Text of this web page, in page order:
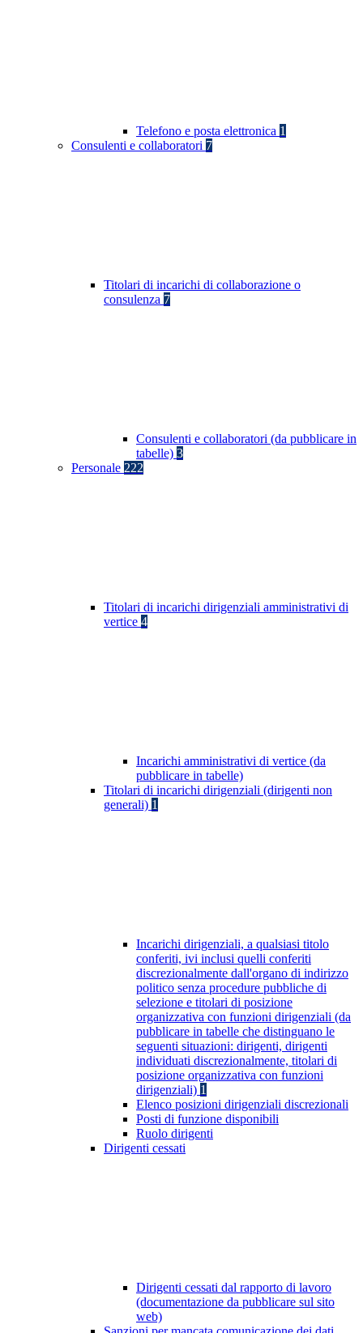
Telefono e posta elettronica 1
Consulenti e collaboratori 7
Titolari di incarichi di collaborazione o
consulenza 7
Consulenti e collaboratori (da pubblicare in
tabelle) 3
Personale 222
Titolari di incarichi dirigenziali amministrativi di
vertice 4
Incarichi amministrativi di vertice (da
pubblicare in tabelle)
Titolari di incarichi dirigenziali (dirigenti non
generali) 1
Incarichi dirigenziali, a qualsiasi titolo
conferiti, ivi inclusi quelli conferiti
discrezionalmente dall'organo di indirizzo
politico senza procedure pubbliche di
selezione e titolari di posizione
organizzativa con funzioni dirigenziali (da
pubblicare in tabelle che distinguano le
seguenti situazioni: dirigenti, dirigenti
individuati discrezionalmente, titolari di
posizione organizzativa con funzioni
dirigenziali) 1
Elenco posizioni dirigenziali discrezionali
Posti di funzione disponibili
Ruolo dirigenti
Dirigenti cessati
Dirigenti cessati dal rapporto di lavoro
(documentazione da pubblicare sul sito
web)